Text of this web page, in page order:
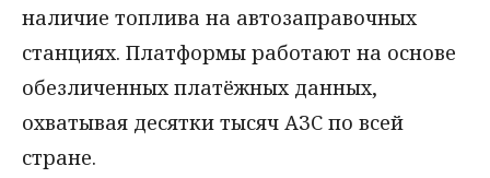
наличие топлива на автозаправочных
станциях. Платформы работают на основе
обезличенных платёжных данных,
охватывая десятки тысяч АЗС по всей
стране.